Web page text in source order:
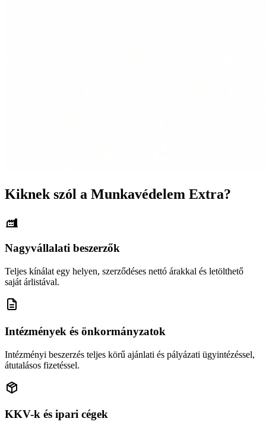
Kiknek szól a Munkavédelem Extra?
Nagyvállalati beszerzők
Teljes kínálat egy helyen, szerződéses nettó árakkal és letölthető
saját árlistával.
Intézmények és önkormányzatok
Intézményi beszerzés teljes körű ajánlati és pályázati ügyintézéssel,
átutalásos fizetéssel.
KKV-k és ipari cégek